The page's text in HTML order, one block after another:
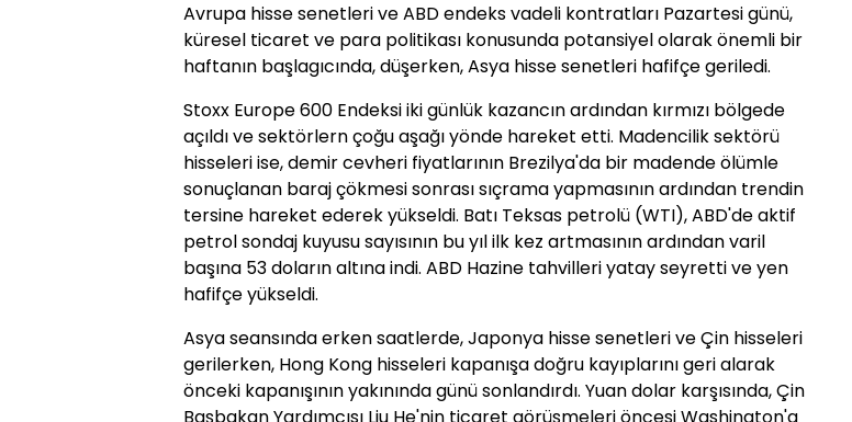
Avrupa hisse senetleri ve ABD endeks vadeli kontratları Pazartesi günü,
küresel ticaret ve para politikası konusunda potansiyel olarak önemli bir
haftanın başlagıcında, düşerken, Asya hisse senetleri hafifçe geriledi.
Stoxx Europe 600 Endeksi iki günlük kazancın ardından kırmızı bölgede
açıldı ve sektörlern çoğu aşağı yönde hareket etti. Madencilik sektörü
hisseleri ise, demir cevheri fiyatlarının Brezilya'da bir madende ölümle
sonuçlanan baraj çökmesi sonrası sıçrama yapmasının ardından trendin
tersine hareket ederek yükseldi. Batı Teksas petrolü (WTI), ABD'de aktif
petrol sondaj kuyusu sayısının bu yıl ilk kez artmasının ardından varil
başına 53 doların altına indi. ABD Hazine tahvilleri yatay seyretti ve yen
hafifçe yükseldi.
Asya seansında erken saatlerde, Japonya hisse senetleri ve Çin hisseleri
gerilerken, Hong Kong hisseleri kapanışa doğru kayıplarını geri alarak
önceki kapanışının yakınında günü sonlandırdı. Yuan dolar karşısında, Çin